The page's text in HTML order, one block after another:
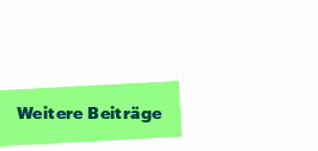
Weitere Beiträge